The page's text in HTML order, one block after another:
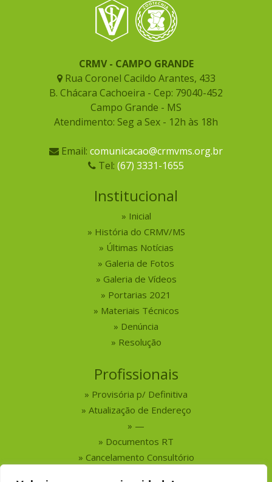
CRMV - CAMPO GRANDE
Rua Coronel Cacildo Arantes, 433
B. Chácara Cachoeira - Cep: 79040-452
Campo Grande - MS
Atendimento: Seg a Sex - 12h às 18h
Email: comunicacao@crmvms.org.br
Tel: (67) 3331-1655
Institucional
Inicial
História do CRMV/MS
Últimas Notícias
Galeria de Fotos
Galeria de Vídeos
Portarias 2021
Materiais Técnicos
Denúncia
Resolução
Profissionais
Provisória p/ Definitiva
Atualização de Endereço
—
Documentos RT
Cancelamento Consultório